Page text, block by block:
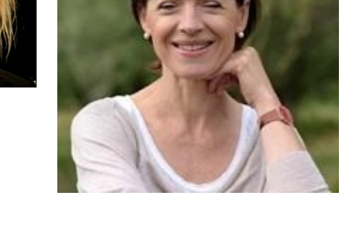
Florence Pujade
Développement personnel·Ressources Humaines